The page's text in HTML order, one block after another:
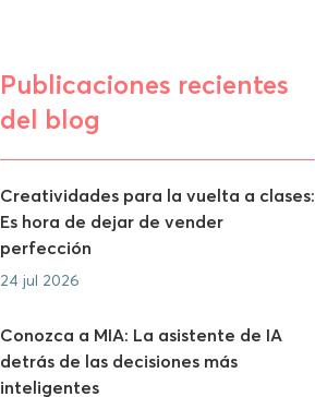
Publicaciones recientes
del blog
Creatividades para la vuelta a clases:
Es hora de dejar de vender
perfección
24 jul 2026
Conozca a MIA: La asistente de IA
detrás de las decisiones más
inteligentes